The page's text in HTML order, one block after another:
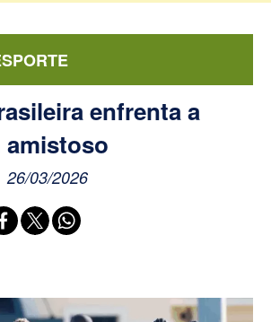
enfrenta a
amistoso
26/03/2026